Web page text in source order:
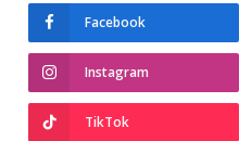
Facebook
Instagram
TikTok